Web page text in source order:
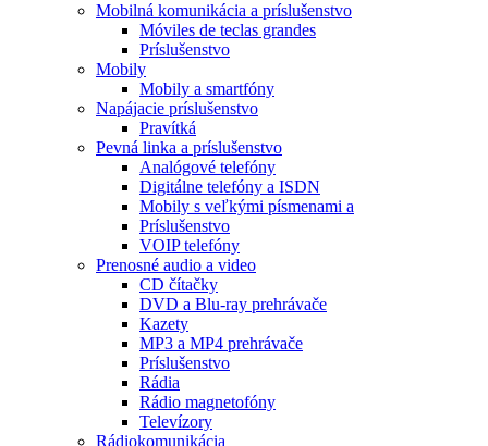
Mobilná komunikácia a príslušenstvo
Móviles de teclas grandes
Príslušenstvo
Mobily
Mobily a smartfóny
Napájacie príslušenstvo
Pravítká
Pevná linka a príslušenstvo
Analógové telefóny
Digitálne telefóny a ISDN
Mobily s veľkými písmenami a
Príslušenstvo
VOIP telefóny
Prenosné audio a video
CD čítačky
DVD a Blu-ray prehrávače
Kazety
MP3 a MP4 prehrávače
Príslušenstvo
Rádia
Rádio magnetofóny
Televízory
Rádiokomunikácia